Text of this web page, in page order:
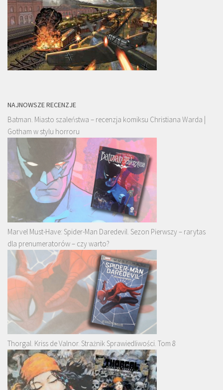
NAJNOWSZE RECENZJE
Batman. Miasto szaleństwa – recenzja komiksu Christiana Warda |
Gotham w stylu horroru
Marvel Must-Have: Spider-Man Daredevil. Sezon Pierwszy – rarytas
dla prenumeratorów – czy warto?
Thorgal. Kriss de Valnor. Strażnik Sprawiedliwości. Tom 8